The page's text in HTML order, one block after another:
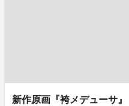
新作原画『袴メデューサ』